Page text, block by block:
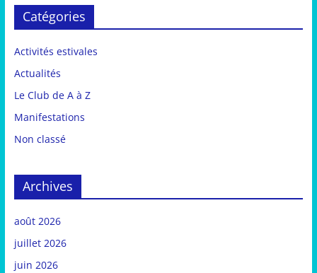
Catégories
Activités estivales
Actualités
Le Club de A à Z
Manifestations
Non classé
Archives
août 2026
juillet 2026
juin 2026